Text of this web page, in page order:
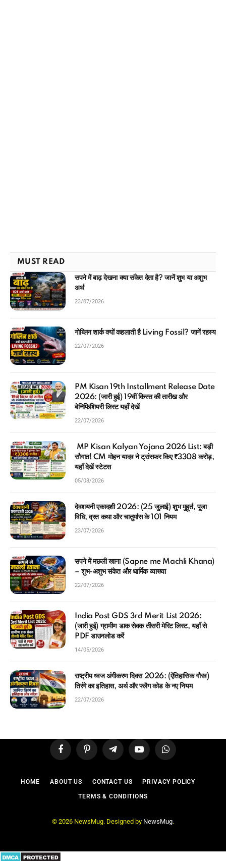
MUST READ
सपने में बाढ़ देखना क्या संकेत देता है? जानें शुभ या अशुभ
अर्थ
23/07/2026
गोब्लिन शार्क क्यों कहलाती है Living Fossil? जानें रहस्य
22/07/2026
PM Kisan 19th Installment Release Date
2026: (जारी हुई) 19वीं किस्त की तारीख और
बेनिफिशियरी लिस्ट यहाँ देखें
22/07/2026
MP Kisan Kalyan Yojana 2026 List: बड़ी
सौगात! CM मोहन यादव ने ट्रांसफर किए ₹3308 करोड़,
यहाँ देखें स्टेटस
05/08/2026
देवशयनी एकादशी 2026: (25 जुलाई) शुभ मुहूर्त, पूजा
विधि, व्रत कथा और चातुर्मास के 101 नियम
23/07/2026
सपने में मछली खाना (Sapne me Machli Khana)
– शुभ-अशुभ संकेत और धार्मिक व्याख्या
22/07/2026
India Post GDS 3rd Merit List 2026:
(जारी हुई) ग्रामीण डाक सेवक तीसरी मेरिट लिस्ट, यहाँ से
PDF डाउनलोड करें
14/05/2026
राष्ट्रीय ध्वज अंगीकरण दिवस 2026: (ऐतिहासिक गौरव)
तिरंगे का इतिहास, अर्थ और फ्लैग कोड के नए नियम
22/07/2026
FacebookPinterest TelegramYouTubeWhatsApp
HOME ABOUT US CONTACT US PRIVACY POLICY
TERMS & CONDITIONS
© 2026 NewsMug. Designed by NewsMug.